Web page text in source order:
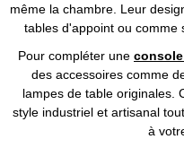
même la chambre. Leur
tables d'appoint ou comme
Pour compléter une
des accessoires comme
lampes de table originales.
style industriel et artisanal
à